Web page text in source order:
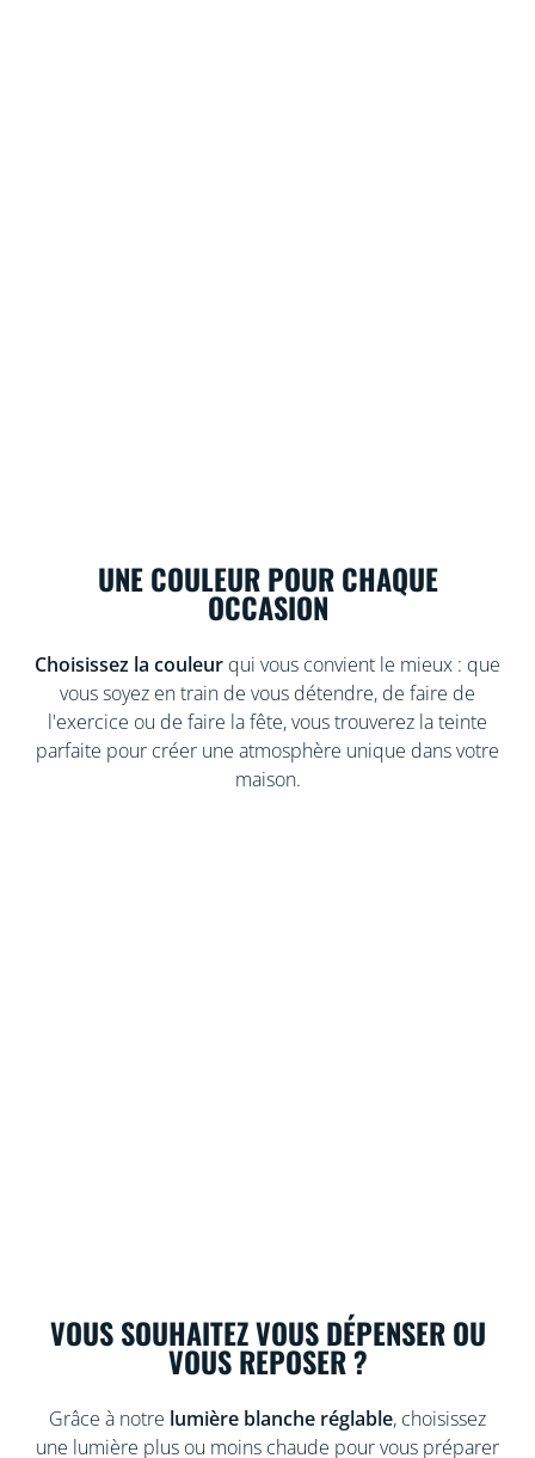
UNE COULEUR POUR CHAQUE
OCCASION
Choisissez la couleur qui vous convient le mieux : que
vous soyez en train de vous détendre, de faire de
l'exercice ou de faire la fête, vous trouverez la teinte
parfaite pour créer une atmosphère unique dans votre
maison.
VOUS SOUHAITEZ VOUS DÉPENSER OU
VOUS REPOSER ?
Grâce à notre lumière blanche réglable, choisissez
une lumière plus ou moins chaude pour vous préparer